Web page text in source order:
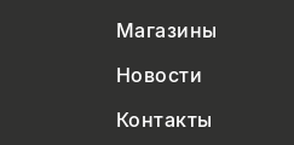
Магазины
Новости
Контакты